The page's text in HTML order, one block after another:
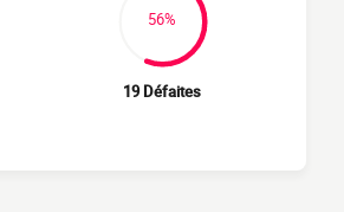
56%
19 Défaites